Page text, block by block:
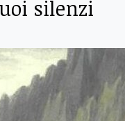
silenzi